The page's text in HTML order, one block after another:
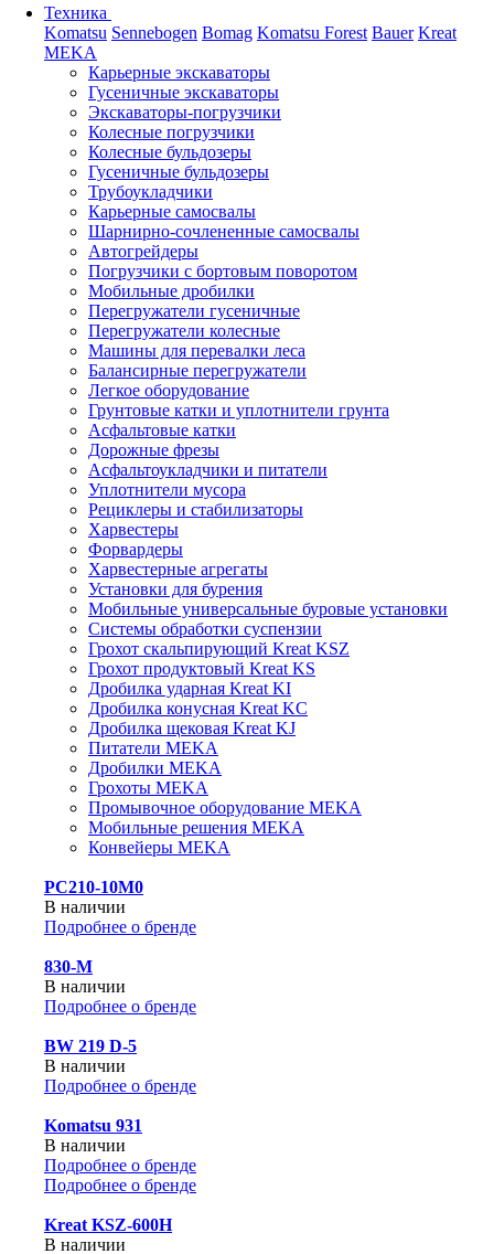
Техника
Komatsu Sennebogen Bomag Komatsu Forest Bauer Kreat
MEKA
Карьерные экскаваторы
Гусеничные экскаваторы
Экскаваторы-погрузчики
Колесные погрузчики
Колесные бульдозеры
Гусеничные бульдозеры
Трубоукладчики
Карьерные самосвалы
Шарнирно-сочлененные cамосвалы
Автогрейдеры
Погрузчики с бортовым поворотом
Мобильные дробилки
Перегружатели гусеничные
Перегружатели колесные
Машины для перевалки леса
Балансирные перегружатели
Легкое оборудование
Грунтовые катки и уплотнители грунта
Асфальтовые катки
Дорожные фрезы
Асфальтоукладчики и питатели
Уплотнители мусора
Рециклеры и стабилизаторы
Харвестеры
Форвардеры
Харвестерные агрегаты
Установки для бурения
Мобильные универсальные буровые установки
Системы обработки суспензии
Грохот скальпирующий Kreat KSZ
Грохот продуктовый Kreat KS
Дробилка ударная Kreat KI
Дробилка конусная Kreat KC
Дробилка щековая Kreat KJ
Питатели MEKA
Дробилки MEKA
Грохоты MEKA
Промывочное оборудование MEKA
Мобильные решения MEKA
Конвейеры MEKA
PC210-10M0
В наличии
Подробнее о бренде
830-М
В наличии
Подробнее о бренде
BW 219 D-5
В наличии
Подробнее о бренде
Komatsu 931
В наличии
Подробнее о бренде
Подробнее о бренде
Kreat KSZ-600H
В наличии